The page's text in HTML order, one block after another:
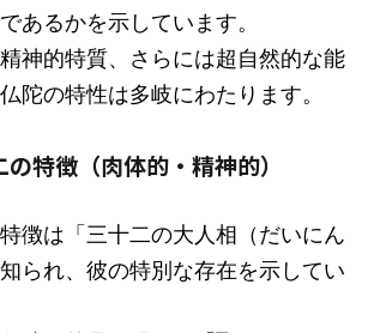
あるかを示しています。
神的特質、さらには超自然的な能
陀の特性は多岐にわたります。
特徴（肉体的・精神的）
徴は「三十二の大人相（だいにん
られ、彼の特別な存在を示してい